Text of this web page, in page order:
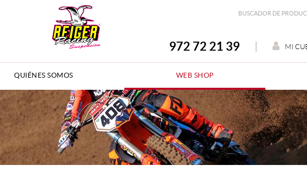
BUSCADOR DE
MI
972 72 21 39
QUIÉNES SOMOS WEB SHOP